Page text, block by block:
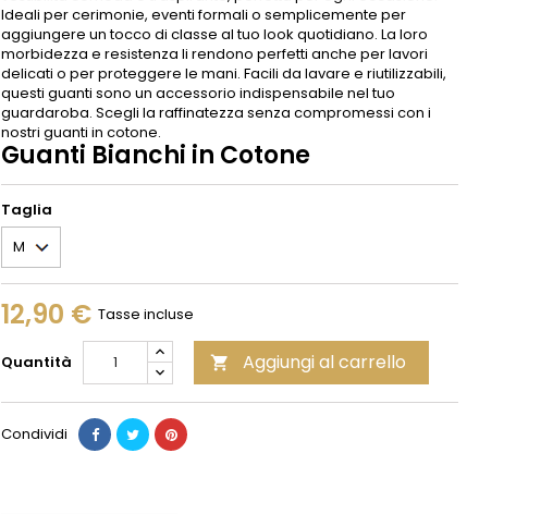
Ideali per cerimonie, eventi formali o semplicemente per
aggiungere un tocco di classe al tuo look quotidiano. La loro
morbidezza e resistenza li rendono perfetti anche per lavori
delicati o per proteggere le mani. Facili da lavare e riutilizzabili,
questi guanti sono un accessorio indispensabile nel tuo
guardaroba. Scegli la raffinatezza senza compromessi con i
nostri guanti in cotone.
Guanti Bianchi in Cotone
Taglia
12,90 € Tasse incluse
Quantità  Aggiungi al carrello
Condividi